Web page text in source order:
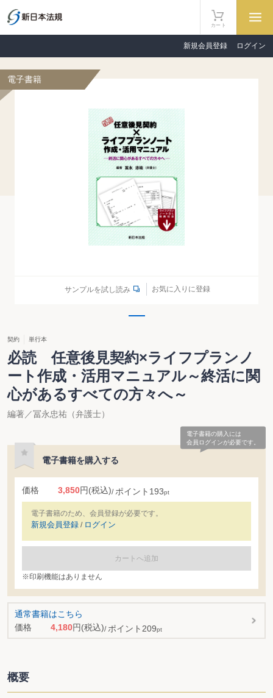
新規会員登録 ログイン
カート
電子書籍
サンプルを試し読み お気に入りに登録
契約 単行本
必読 任意後見契約×ライフプランノ
ート作成・活用マニュアル～終活に関
心があるすべての方々へ～
編著／冨永忠祐（弁護士）
電子書籍の購入には
会員ログインが必要です。
電子書籍を購入する
価格 3,850円(税込) ポイント 193pt
電子書籍のため、会員登録が必要です。
新規会員登録 / ログイン
カートへ追加
※印刷機能はありません
通常書籍はこちら
価格
4,180円(税込) ポイント 209pt
概要